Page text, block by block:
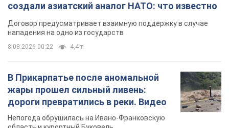
создали азиатский аналог НАТО: что известно
Договор предусматривает взаимную поддержку в случае
нападения на одно из государств
8.08.2026 00:22 4,4 т.
В Прикарпатье после аномальной
жары прошел сильный ливень:
дороги превратились в реки. Видео
Непогода обрушилась на Ивано-Франковскую